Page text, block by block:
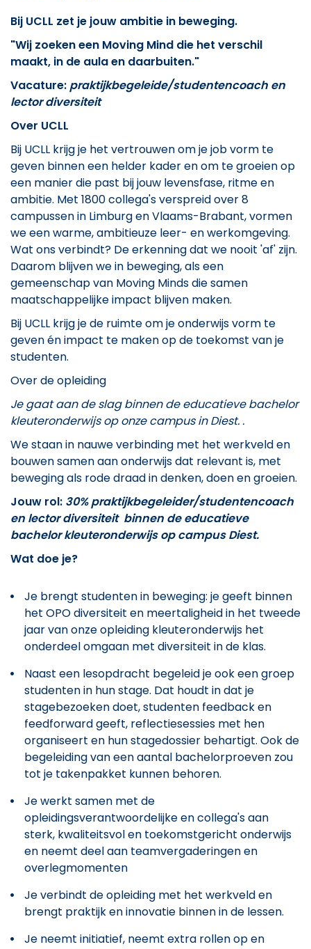
Bij UCLL zet je jouw ambitie in beweging.
"Wij zoeken een Moving Mind die het verschil
maakt, in de aula en daarbuiten."
Vacature: praktijkbegeleide/studentencoach en
lector diversiteit
Over UCLL
Bij UCLL krijg je het vertrouwen om je job vorm te
geven binnen een helder kader en om te groeien op
een manier die past bij jouw levensfase, ritme en
ambitie. Met 1800 collega's verspreid over 8
campussen in Limburg en Vlaams-Brabant, vormen
we een warme, ambitieuze leer- en werkomgeving.
Wat ons verbindt? De erkenning dat we nooit 'af' zijn.
Daarom blijven we in beweging, als een
gemeenschap van Moving Minds die samen
maatschappelijke impact blijven maken.
Bij UCLL krijg je de ruimte om je onderwijs vorm te
geven én impact te maken op de toekomst van je
studenten.
Over de opleiding
Je gaat aan de slag binnen de educatieve bachelor
kleuteronderwijs op onze campus in Diest. .
We staan in nauwe verbinding met het werkveld en
bouwen samen aan onderwijs dat relevant is, met
beweging als rode draad in denken, doen en groeien.
Jouw rol: 30% praktijkbegeleider/studentencoach
en lector diversiteit binnen de educatieve
bachelor kleuteronderwijs op campus Diest.
Wat doe je?
Je brengt studenten in beweging: je geeft binnen
het OPO diversiteit en meertaligheid in het tweede
jaar van onze opleiding kleuteronderwijs het
onderdeel omgaan met diversiteit in de klas.
Naast een lesopdracht begeleid je ook een groep
studenten in hun stage. Dat houdt in dat je
stagebezoeken doet, studenten feedback en
feedforward geeft, reflectiesessies met hen
organiseert en hun stagedossier behartigt. Ook de
begeleiding van een aantal bachelorproeven zou
tot je takenpakket kunnen behoren.
Je werkt samen met de
opleidingsverantwoordelijke en collega's aan
sterk, kwaliteitsvol en toekomstgericht onderwijs
en neemt deel aan teamvergaderingen en
overlegmomenten
Je verbindt de opleiding met het werkveld en
brengt praktijk en innovatie binnen in de lessen.
Je neemt initiatief, neemt extra rollen op en